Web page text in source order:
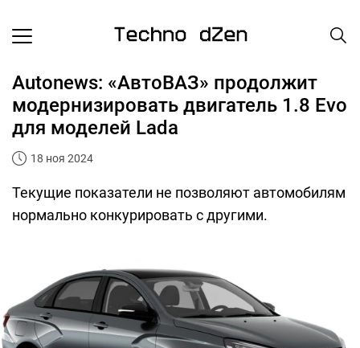
Autonews: «АвтоВАЗ» продолжит
модернизировать двигатель 1.8 Evo
для моделей Lada
18 ноя 2024
Текущие показатели не позволяют автомобилям
нормально конкурировать с другими.